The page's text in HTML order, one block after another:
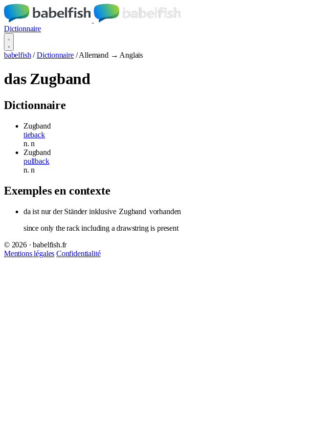
Dictionnaire
babelfish / Dictionnaire / Allemand → Anglais
das Zugband
Dictionnaire
Zugband
tieback
n.n
Zugband
pullback
n.n
Exemples en contexte
da ist nur der Ständer inklusive Zugband vorhanden
since only the rack including a drawstring is present
© 2026 · babelfish.fr
Mentions légales Confidentialité